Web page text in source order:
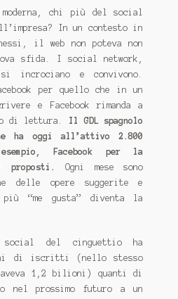
chi più del social
In un contesto in
il web non poteva non
sfida. I social network,
incrociano e convivono.
per quello che in un
e Facebook rimanda a
di lettura. Il GDL spagnolo
ha oggi all’attivo 2.800
Facebook per la
proposti.
Ogni mese sono
delle opere suggerite e
“me gusta” diventa la
del cinguettio ha
di iscritti (nello stesso
aveva 1,2 bilioni) quanti di
nel prossimo futuro a un